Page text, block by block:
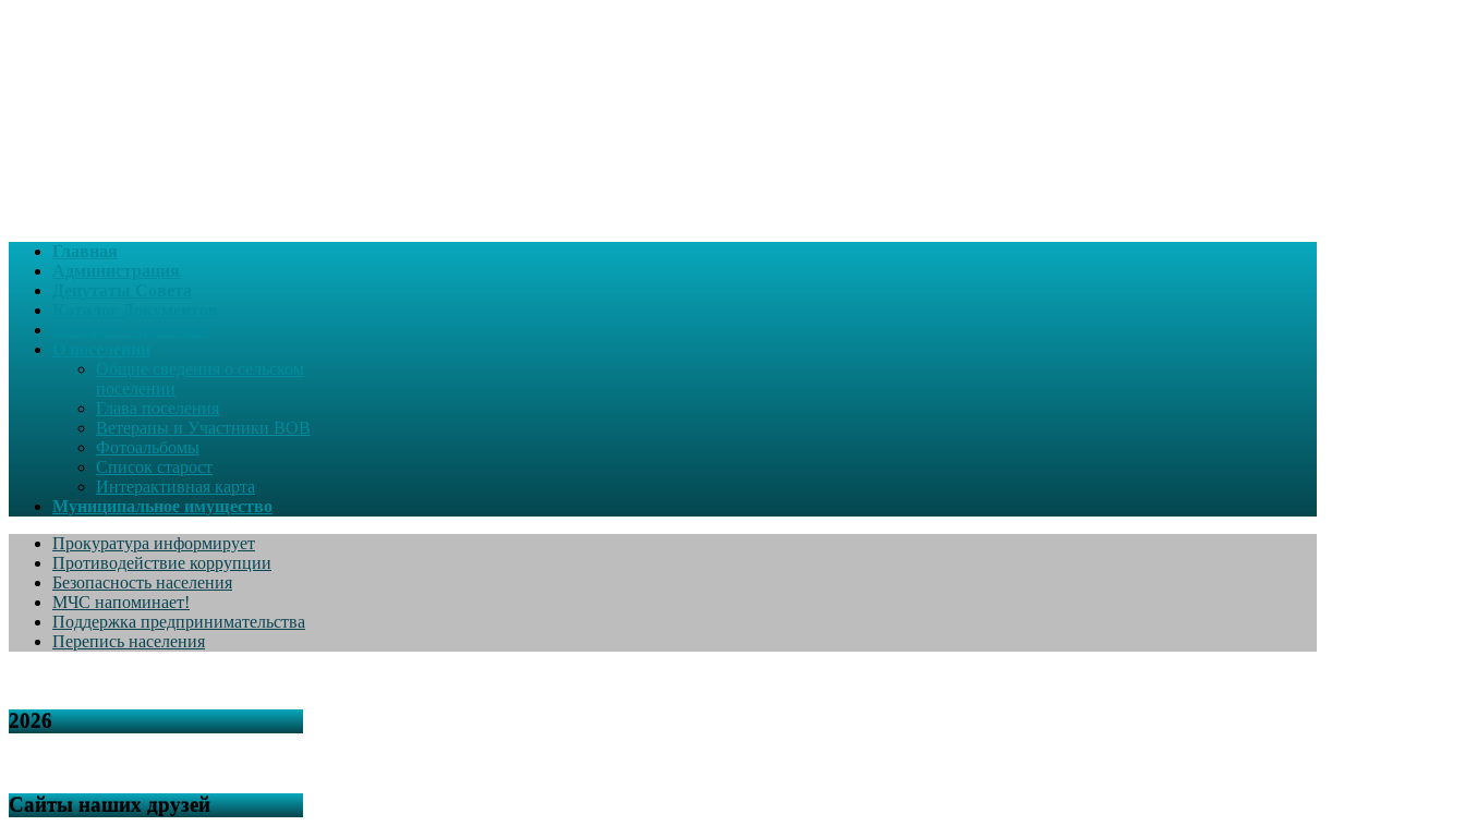
Главная
поселении
Глава поселения
Ветераны и Участники ВОВ
Фотоальбомы
Список старост
Интерактивная карта
Муниципальное имущество
Прокуратура информирует
Противодействие коррупции
Безопасность населения
МЧС напоминает!
Поддержка предпринимательства
Перепись населения
2026
Сайты наших друзей